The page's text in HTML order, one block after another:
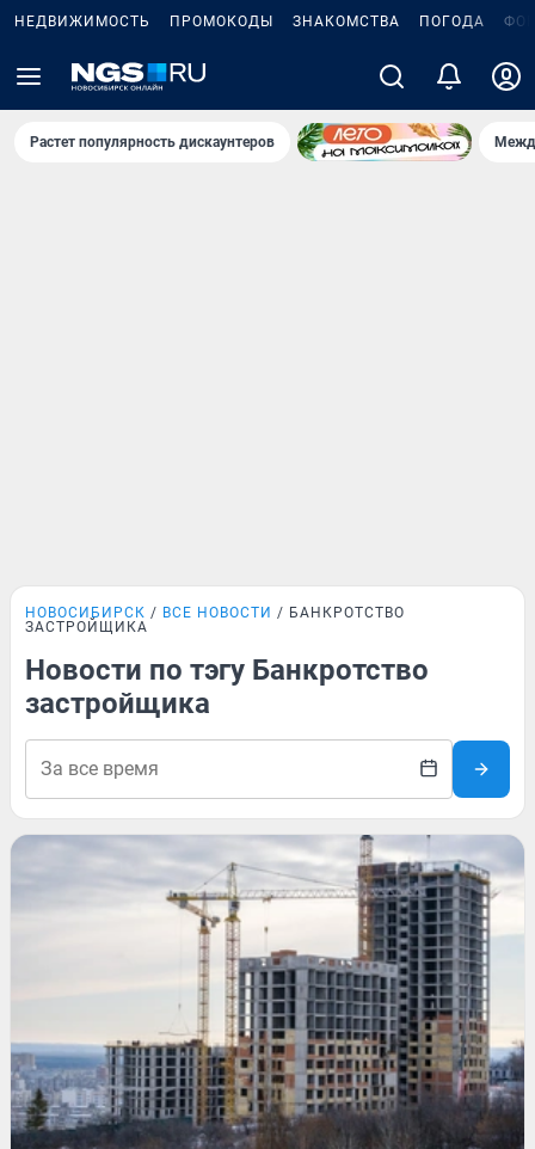
НЕДВИЖИМОСТЬ ПРОМОКОДЫ ЗНАКОМСТВА ПОГОДА
Растет популярность дискаунтеров
НОВОСИБИРСК ВСЕ НОВОСТИ
БАНКРОТСТВО
ЗАСТРОЙЩИКА
Новости по тэгу Банкротство
застройщика